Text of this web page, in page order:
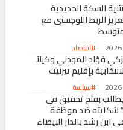
السكة الحديدية
الربط اللوجستي مع
#اقتصاد
فؤاد المودني وكيلاً
بإقليم تيزنيت
#سياسة
بفتح تحقيق في
شكايته ضد موظفة
رشد بالدار البيضاء